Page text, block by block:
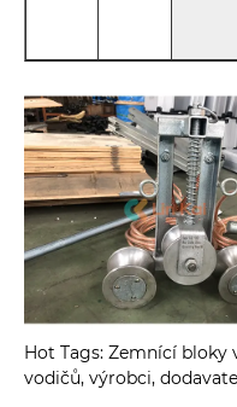
Hot Tags: Zemnící bloky
vodičů, výrobci,